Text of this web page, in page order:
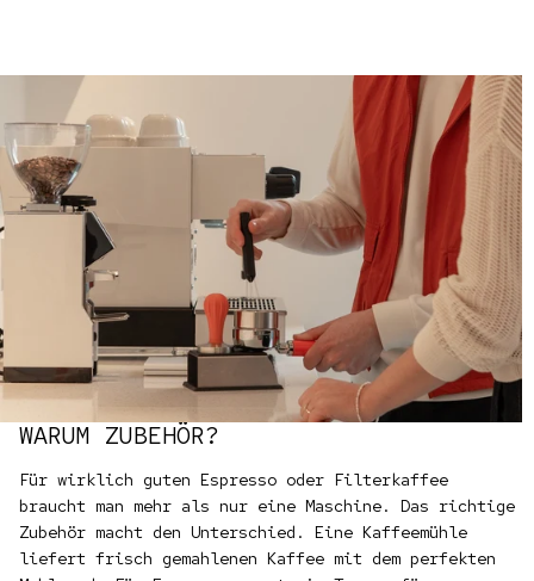
WARUM ZUBEHÖR?
Für wirklich guten Espresso oder Filterkaffee
braucht man mehr als nur eine Maschine. Das richtige
Zubehör macht den Unterschied. Eine Kaffeemühle
liefert frisch gemahlenen Kaffee mit dem perfekten